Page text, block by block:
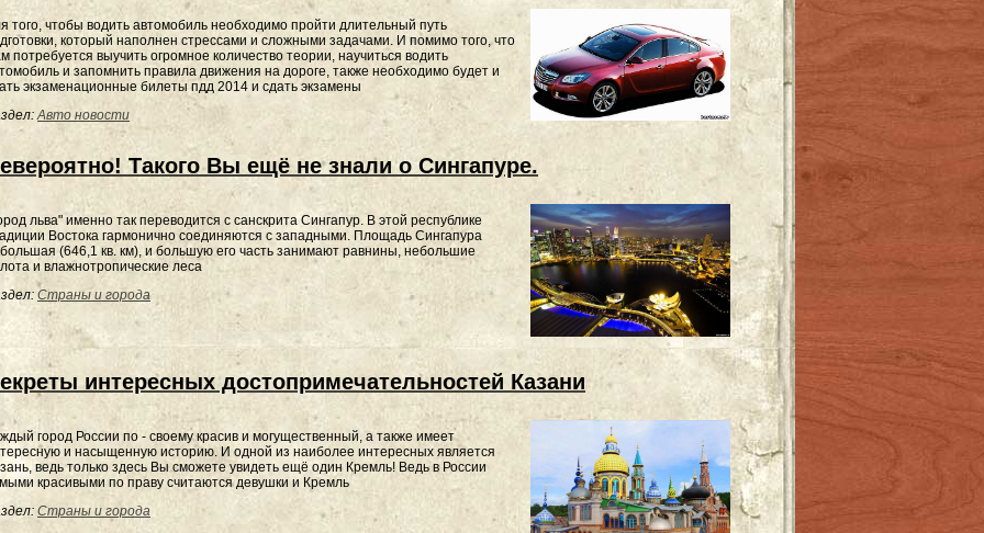
того, чтобы водить автомобиль необходимо пройти длительный путь
который наполнен стрессами и сложными задачами. И помимо того, что
потребуется выучить огромное количество теории, научиться водить
и запомнить правила движения на дороге, также необходимо будет и
экзаменационные билеты пдд 2014 и сдать экзамены
Авто новости
Такого Вы ещё не знали о Сингапуре.
льва" именно так переводится с санскрита Сингапур. В этой республике
Востока гармонично соединяются с западными. Площадь Сингапура
(646,1 кв. км), и большую его часть занимают равнины, небольшие
и влажнотропические леса
Страны и города
интересных достопримечательностей Казани
город России по - своему красив и могущественный, а также имеет
и насыщенную историю. И одной из наиболее интересных является
ведь только здесь Вы сможете увидеть ещё один Кремль! Ведь в России
красивыми по праву считаются девушки и Кремль
Страны и города